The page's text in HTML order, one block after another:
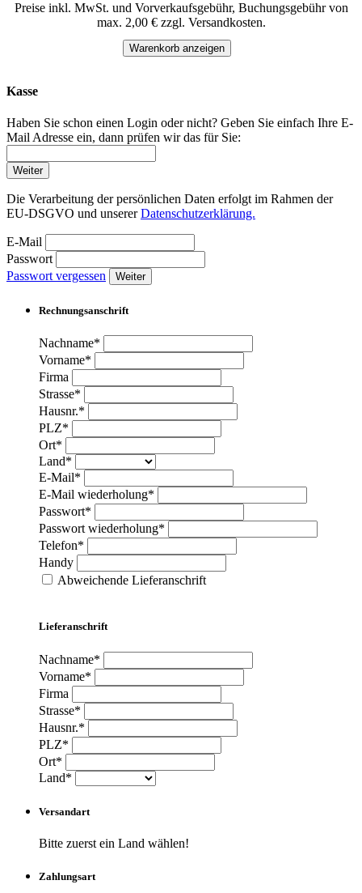
Preise inkl. MwSt. und Vorverkaufsgebühr, Buchungsgebühr von
max. 2,00 € zzgl. Versandkosten.
Warenkorb anzeigen
Kasse
Haben Sie schon einen Login oder nicht? Geben Sie einfach Ihre E-
Mail Adresse ein, dann prüfen wir das für Sie:
Weiter
Die Verarbeitung der persönlichen Daten erfolgt im Rahmen der
EU-DSGVO und unsererDatenschutzerklärung.
E-Mail
Passwort
Passwort vergessen
Weiter
Rechnungsanschrift
Nachname*
Vorname*
Firma
Strasse*
Hausnr.*
PLZ*
Ort*
Land*
E-Mail*
E-Mail wiederholung*
Passwort*
Passwort wiederholung*
Telefon*
Handy
Abweichende Lieferanschrift
Lieferanschrift
Nachname*
Vorname*
Firma
Strasse*
Hausnr.*
PLZ*
Ort*
Land*
Versandart
Bitte zuerst ein Land wählen!
Zahlungsart